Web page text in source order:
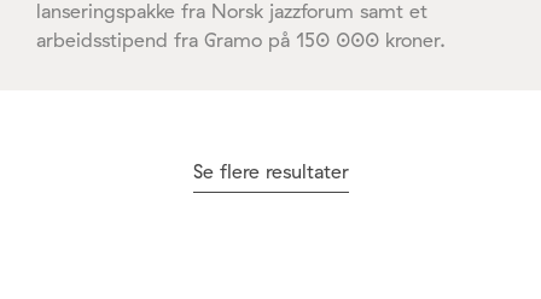
lanseringspakke fra Norsk jazzforum samt et
arbeidsstipend fra Gramo på 150 000 kroner.
Se flere resultater